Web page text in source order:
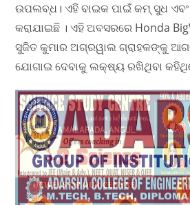
ଉପଲବ୍ଧ। ଏହି ବାଇକ ପାଇଁ କମ୍ ସୁଧ
କରାଯାଇଛି । ଏହି ଅବସରରେ Honda
ସୁଜିତ କୁମାର ଅଗ୍ରୱାଲ ଗ୍ରାହକଙ୍କୁ
ଯୋଗାଇ ଦେବାକୁ ଲକ୍ଷ୍ୟ ରଖିଥିବା